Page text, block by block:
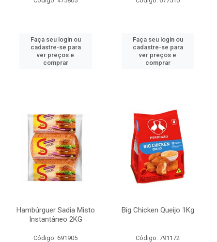
Faça seu login ou
cadastre-se para
ver preços e
comprar
Faça seu login ou
cadastre-se para
ver preços e
comprar
Hambúrguer Sadia Misto
Instantâneo 2KG
Código: 691905
Big Chicken Queijo 1Kg
Código: 791172